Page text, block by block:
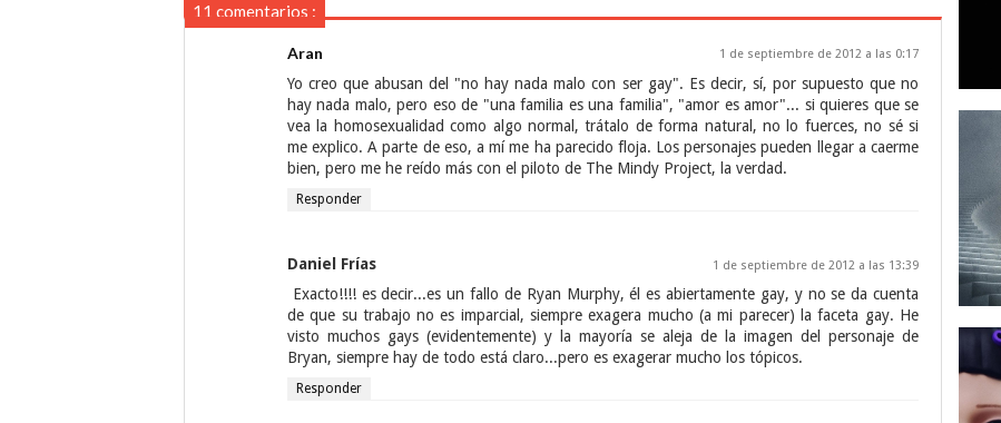
11 comentarios :
Aran 1 de septiembre de 2012 a las 0:17
Yo creo que abusan del "no hay nada malo con ser gay". Es decir, sí, por supuesto que no
hay nada malo, pero eso de "una familia es una familia", "amor es amor"... si quieres que se
vea la homosexualidad como algo normal, trátalo de forma natural, no lo fuerces, no sé si
me explico. A parte de eso, a mí me ha parecido floja. Los personajes pueden llegar a caerme
bien, pero me he reído más con el piloto de The Mindy Project, la verdad.
Responder
Daniel Frías 1 de septiembre de 2012 a las 13:39
Exacto!!!! es decir...es un fallo de Ryan Murphy, él es abiertamente gay, y no se da cuenta
de que su trabajo no es imparcial, siempre exagera mucho (a mi parecer) la faceta gay. He
visto muchos gays (evidentemente) y la mayoría se aleja de la imagen del personaje de
Bryan, siempre hay de todo está claro...pero es exagerar mucho los tópicos.
Responder